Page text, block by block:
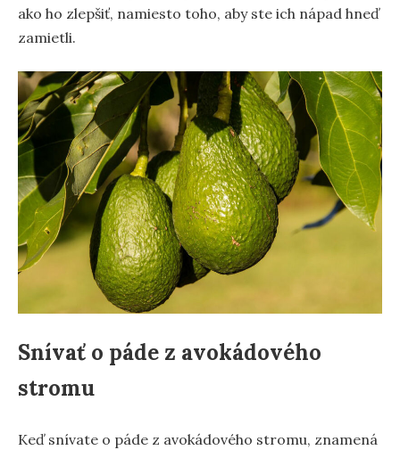
ako ho zlepšiť, namiesto toho, aby ste ich nápad hneď
zamietli.
Snívať o páde z avokádového
stromu
Keď snívate o páde z avokádového stromu, znamená